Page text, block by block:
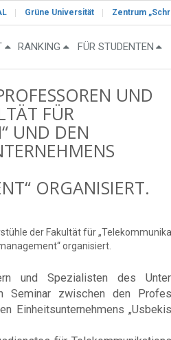
Grüne Universität Zentrum
RANKING FÜR STUDENTEN
UND
FÜR
UND DEN
ORGANISIERT.
der Fakultät für
organisiert.
und Spezialisten des
Seminar zwischen den
Einheitsunternehmens